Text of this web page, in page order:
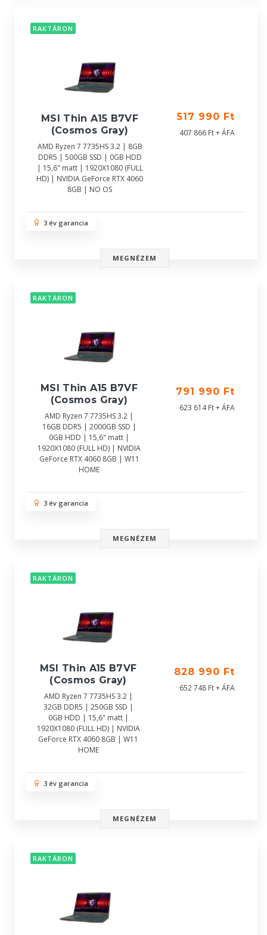
RAKTÁRON
MSI Thin A15 B7VF
(Cosmos Gray)
AMD Ryzen 7 7735HS 3.2 | 8GB
DDR5 | 500GB SSD | 0GB HDD
| 15,6" matt | 1920X1080 (FULL
HD) | NVIDIA GeForce RTX 4060
8GB | NO OS
517 990 Ft
407 866 Ft + ÁFA
3 év garancia
MEGNÉZEM
RAKTÁRON
MSI Thin A15 B7VF
(Cosmos Gray)
AMD Ryzen 7 7735HS 3.2 |
16GB DDR5 | 2000GB SSD |
0GB HDD | 15,6" matt |
1920X1080 (FULL HD) | NVIDIA
GeForce RTX 4060 8GB | W11
HOME
791 990 Ft
623 614 Ft + ÁFA
3 év garancia
MEGNÉZEM
RAKTÁRON
MSI Thin A15 B7VF
(Cosmos Gray)
AMD Ryzen 7 7735HS 3.2 |
32GB DDR5 | 250GB SSD |
0GB HDD | 15,6" matt |
1920X1080 (FULL HD) | NVIDIA
GeForce RTX 4060 8GB | W11
HOME
828 990 Ft
652 748 Ft + ÁFA
3 év garancia
MEGNÉZEM
RAKTÁRON